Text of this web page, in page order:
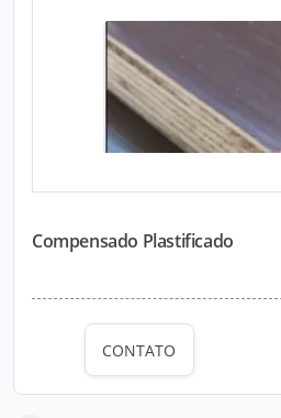
Compensado Plastificado
CONTATO